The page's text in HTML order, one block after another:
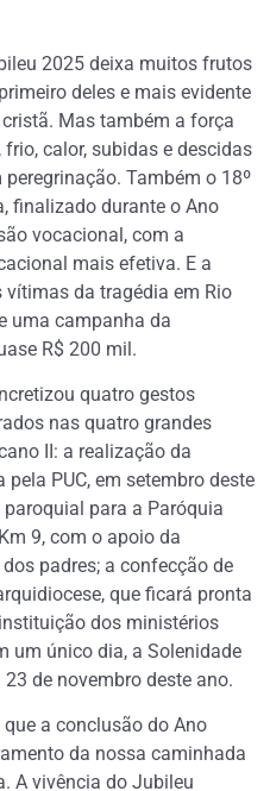
2025 deixa muitos frutos
deles e mais evidente
Mas também a força
calor, subidas e descidas
Também o 18º
finalizado durante o Ano
vocacional, com a
mais efetiva. E a
da tragédia em Rio
uma campanha da
R$ 200 mil.
quatro gestos
nas quatro grandes
II: a realização da
PUC, em setembro deste
para a Paróquia
9, com o apoio da
padres; a confecção de
que ficará pronta
dos ministérios
um único dia, a Solenidade
de novembro deste ano.
a conclusão do Ano
da nossa caminhada
A vivência do Jubileu